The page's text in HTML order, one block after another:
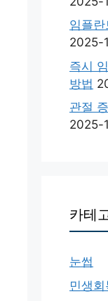
임플
2025-
즉시
방법
관절
2025-
카테
눈썹
민생